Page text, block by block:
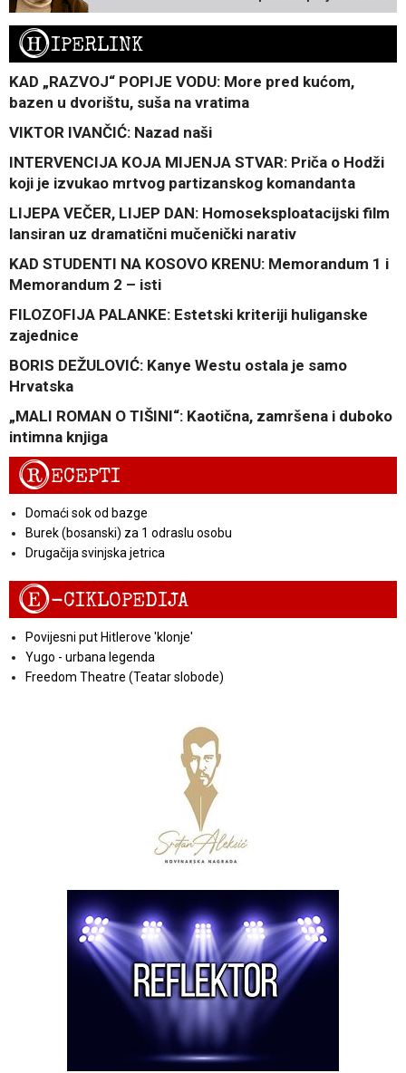
HIPERLINK
KAD „RAZVOJ“ POPIJE VODU: More pred kućom,
bazen u dvorištu, suša na vratima
VIKTOR IVANČIĆ: Nazad naši
INTERVENCIJA KOJA MIJENJA STVAR: Priča o Hodži
koji je izvukao mrtvog partizanskog komandanta
LIJEPA VEČER, LIJEP DAN: Homoseksploatacijski film
lansiran uz dramatični mučenički narativ
KAD STUDENTI NA KOSOVO KRENU: Memorandum 1 i
Memorandum 2 – isti
FILOZOFIJA PALANKE: Estetski kriteriji huliganske
zajednice
BORIS DEŽULOVIĆ: Kanye Westu ostala je samo
Hrvatska
„MALI ROMAN O TIŠINI“: Kaotična, zamršena i duboko
intimna knjiga
RECEPTI
Domaći sok od bazge
Burek (bosanski) za 1 odraslu osobu
Drugačija svinjska jetrica
E-CIKLOPEDIJA
Povijesni put Hitlerove 'klonje'
Yugo - urbana legenda
Freedom Theatre (Teatar slobode)